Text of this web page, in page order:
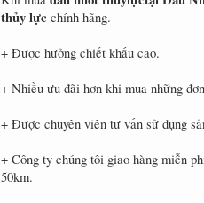
thủy lực chính hãng.
+ Được hưởng chiết khấu cao.
+ Nhiều ưu đãi hơn khi mua những
+ Được chuyên viên tư vấn sử dụng
+ Công ty chúng tôi giao hàng miễn
50km.